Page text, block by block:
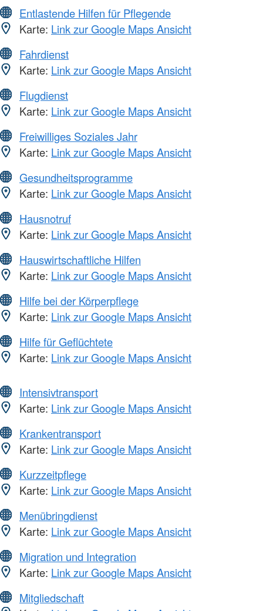
Entlastende Hilfen für Pflegende
Karte: Link zur Google Maps Ansicht
Fahrdienst
Karte: Link zur Google Maps Ansicht
Flugdienst
Karte: Link zur Google Maps Ansicht
Freiwilliges Soziales Jahr
Karte: Link zur Google Maps Ansicht
Gesundheitsprogramme
Karte: Link zur Google Maps Ansicht
Hausnotruf
Karte: Link zur Google Maps Ansicht
Hauswirtschaftliche Hilfen
Karte: Link zur Google Maps Ansicht
Hilfe bei der Körperpflege
Karte: Link zur Google Maps Ansicht
Hilfe für Geflüchtete
Karte: Link zur Google Maps Ansicht
Intensivtransport
Karte: Link zur Google Maps Ansicht
Krankentransport
Karte: Link zur Google Maps Ansicht
Kurzzeitpflege
Karte: Link zur Google Maps Ansicht
Menübringdienst
Karte: Link zur Google Maps Ansicht
Migration und Integration
Karte: Link zur Google Maps Ansicht
Mitgliedschaft